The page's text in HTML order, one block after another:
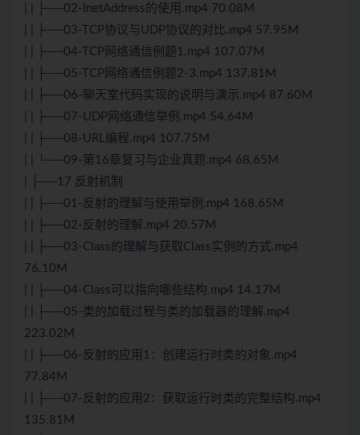
| | ├──02-InetAddress的使用.mp4 70.08M
| | ├──03-TCP协议与UDP协议的对比.mp4 57.95M
| | ├──04-TCP网络通信例题1.mp4 107.07M
| | ├──05-TCP网络通信例题2-3.mp4 137.81M
| | ├──06-聊天室代码实现的说明与演示.mp4 87.60M
| | ├──07-UDP网络通信举例.mp4 54.64M
| | ├──08-URL编程.mp4 107.75M
| | └──09-第16章复习与企业真题.mp4 68.65M
| ├──17 反射机制
| | ├──01-反射的理解与使用举例.mp4 168.65M
| | ├──02-反射的理解.mp4 20.57M
| | ├──03-Class的理解与获取Class实例的方式.mp4
76.10M
| | ├──04-Class可以指向哪些结构.mp4 14.17M
| | ├──05-类的加载过程与类的加载器的理解.mp4
223.02M
| | ├──06-反射的应用1：创建运行时类的对象.mp4
77.84M
| | ├──07-反射的应用2：获取运行时类的完整结构.mp4
135.81M